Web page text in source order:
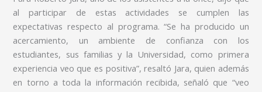
al participar de estas actividades se cumplen las
expectativas respecto al programa. “Se ha producido un
acercamiento, un ambiente de confianza con los
estudiantes, sus familias y la Universidad, como primera
experiencia veo que es positiva”, resaltó Jara, quien además
en torno a toda la información recibida, señaló que “veo